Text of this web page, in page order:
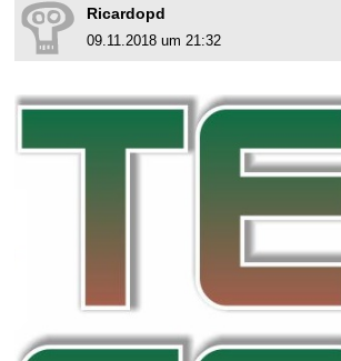
Ricardopd
09.11.2018 um 21:32